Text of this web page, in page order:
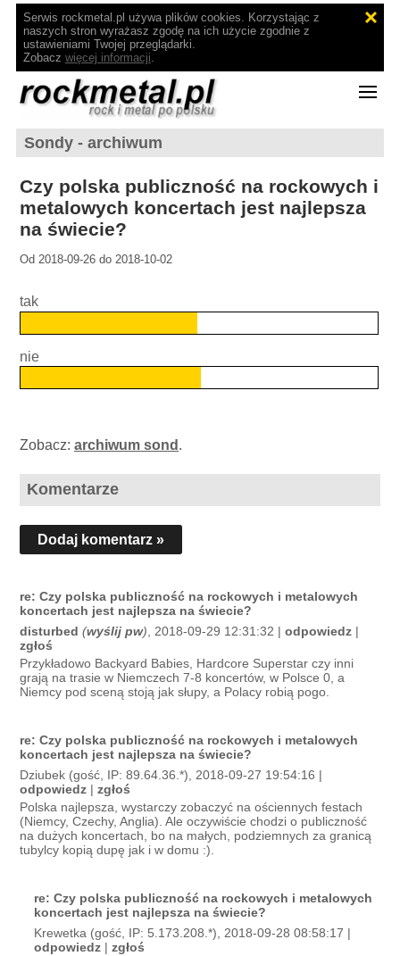
Serwis rockmetal.pl używa plików cookies. Korzystając z
naszych stron wyrażasz zgodę na ich użycie zgodnie z
ustawieniami Twojej przeglądarki.
Zobacz więcej informacji.
Sondy - archiwum
Czy polska publiczność na rockowych i
metalowych koncertach jest najlepsza
na świecie?
Od 2018-09-26 do 2018-10-02
tak
nie
Zobacz:archiwum sond .
Komentarze
Dodaj komentarz »
re: Czy polska publiczność na rockowych i metalowych
koncertach jest najlepsza na świecie?
disturbed (wyślij pw) , 2018-09-29 12:31:32 |odpowiedz |
zgłoś
Przykładowo Backyard Babies, Hardcore Superstar czy inni
grają na trasie w Niemczech 7-8 koncertów, w Polsce 0, a
Niemcy pod sceną stoją jak słupy, a Polacy robią pogo.
re: Czy polska publiczność na rockowych i metalowych
koncertach jest najlepsza na świecie?
Dziubek (gość, IP: 89.64.36.*), 2018-09-27 19:54:16 |
odpowiedz |zgłoś
Polska najlepsza, wystarczy zobaczyć na ościennych festach
(Niemcy, Czechy, Anglia). Ale oczywiście chodzi o publiczność
na dużych koncertach, bo na małych, podziemnych za granicą
tubylcy kopią dupę jak i w domu :).
re: Czy polska publiczność na rockowych i metalowych
koncertach jest najlepsza na świecie?
Krewetka (gość, IP: 5.173.208.*), 2018-09-28 08:58:17 |
odpowiedz |zgłoś